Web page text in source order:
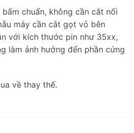
chuẩn, không cần cắt nối
máy cần cắt gọt vỏ bên
với kích thước pin như 35xx,
làm ảnh hưởng đến phần cứng
về thay thế.